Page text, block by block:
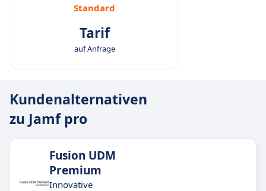
Standard
Tarif
auf Anfrage
Kundenalternativen
zu Jamf pro
Fusion UDM
Premium
Innovative